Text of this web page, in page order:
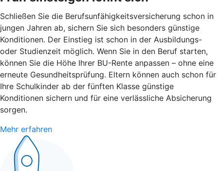
Schließen Sie die Berufsunfähigkeitsversicherung schon in
jungen Jahren ab, sichern Sie sich besonders günstige
Konditionen. Der Einstieg ist schon in der Ausbildungs-
oder Studienzeit möglich. Wenn Sie in den Beruf starten,
können Sie die Höhe Ihrer BU-Rente anpassen – ohne eine
erneute Gesundheitsprüfung. Eltern können auch schon für
Ihre Schulkinder ab der fünften Klasse günstige
Konditionen sichern und für eine verlässliche Absicherung
sorgen.
Mehr erfahren